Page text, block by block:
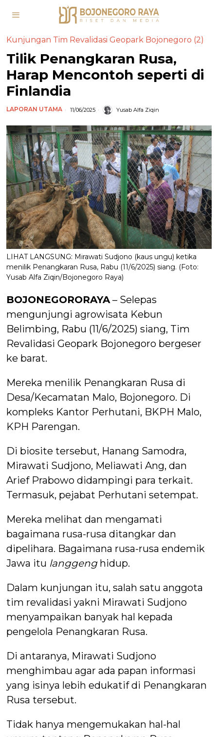
Kunjungan Tim Revalidasi Geopark Bojonegoro (2)
Tilik Penangkaran Rusa,
Harap Mencontoh seperti di
Finlandia
LAPORAN UTAMA 11/06/2025 Yusab Alfa Ziqin
LIHAT LANGSUNG: Mirawati Sudjono (kaus ungu) ketika
menilik Penangkaran Rusa, Rabu (11/6/2025) siang. (Foto:
Yusab Alfa Ziqin/Bojonegoro Raya)
BOJONEGORORAYA – Selepas
mengunjungi agrowisata Kebun
Belimbing, Rabu (11/6/2025) siang, Tim
Revalidasi Geopark Bojonegoro bergeser
ke barat.
Mereka menilik Penangkaran Rusa di
Desa/Kecamatan Malo, Bojonegoro. Di
kompleks Kantor Perhutani, BKPH Malo,
KPH Parengan.
Di biosite tersebut, Hanang Samodra,
Mirawati Sudjono, Meliawati Ang, dan
Arief Prabowo didampingi para terkait.
Termasuk, pejabat Perhutani setempat.
Mereka melihat dan mengamati
bagaimana rusa-rusa ditangkar dan
dipelihara. Bagaimana rusa-rusa endemik
Jawa itu langgenghidup.
Dalam kunjungan itu, salah satu anggota
tim revalidasi yakni Mirawati Sudjono
menyampaikan banyak hal kepada
pengelola Penangkaran Rusa.
Di antaranya, Mirawati Sudjono
menghimbau agar ada papan informasi
yang isinya lebih edukatif di Penangkaran
Rusa tersebut.
Tidak hanya mengemukakan hal-hal